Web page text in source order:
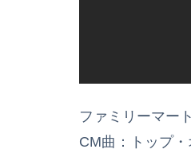
ファミリーマー
CM曲：トップ・